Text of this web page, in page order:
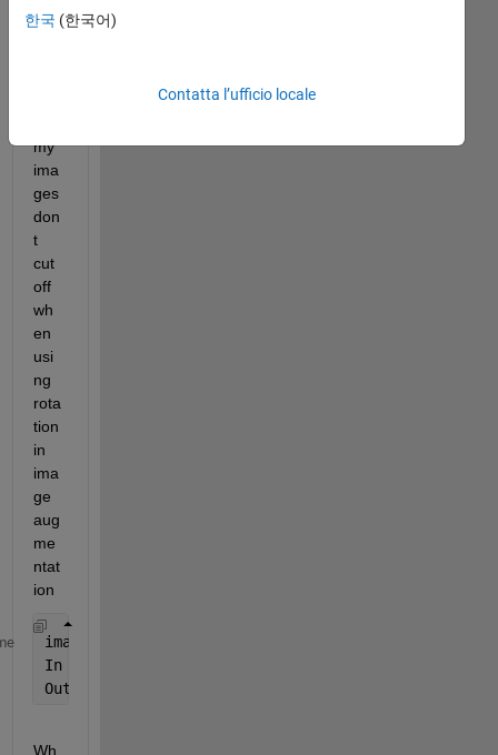
ma
my
ima
ges
don
t
cut
off
wh
en
usi
ng
rota
tion
in
ima
ge
aug
me
ntat
ion
imageAugmenter = imageDataAugmenter(
In = imread(
Out = augment(imageAugmenter,In);
Wh
한국 (한국어)
Contatta l’ufficio locale